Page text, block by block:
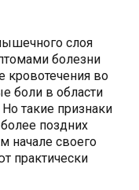
слоя
болезни
кровотечения во
боли в области
такие признаки
поздних
начале своего
практически